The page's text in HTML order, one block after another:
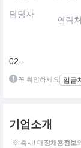
담당자
연락처
02--
꼭 확인하세요 임금
기업소개
※ 혹시! 매장채용정보